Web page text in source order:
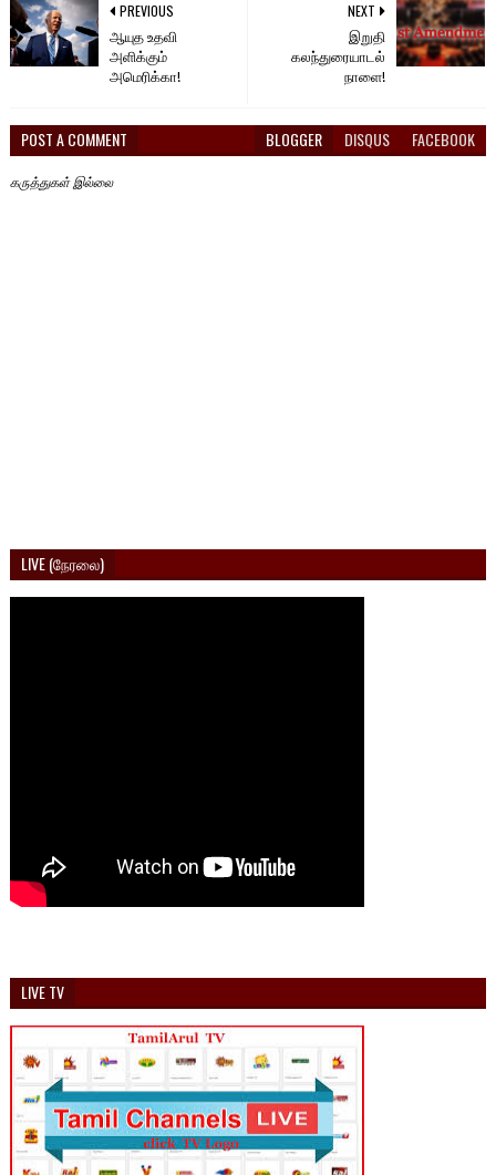
NEXT
இறுதி
கலந்துரையாடல்
நாளை!
PREVIOUS
ஆயுத உதவி
அளிக்கும்
அமெரிக்கா!
POST A COMMENT BLOGGER DISQUS FACEBOOK
கருத்துகள் இல்லை
LIVE (நேரலை)
LIVE TV